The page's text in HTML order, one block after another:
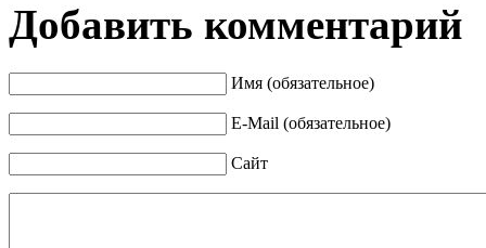
Добавить комментарий
Имя (обязательное)
E-Mail (обязательное)
Сайт